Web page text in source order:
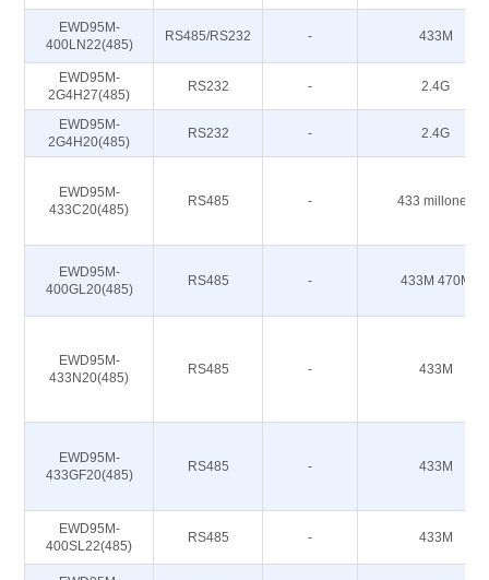
EWD95M-
400LN22(485)
RS485/RS232 - 433M
EWD95M-
2G4H27(485)
RS232 - 2.4G
EWD95M-
2G4H20(485)
RS232 - 2.4G
EWD95M-
433C20(485)
RS485 - 433 millones
EWD95M-
400GL20(485)
RS485 - 433M 470M
EWD95M-
433N20(485)
RS485 - 433M
EWD95M-
433GF20(485)
RS485 - 433M
EWD95M-
400SL22(485)
RS485 - 433M